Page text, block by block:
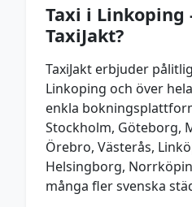
Taxi i Linkoping
TaxiJakt?
TaxiJakt erbjuder
Linkoping och över
enkla
Stockholm, Göteborg,
Örebro, Västerås,
Helsingborg,
många fler svenska